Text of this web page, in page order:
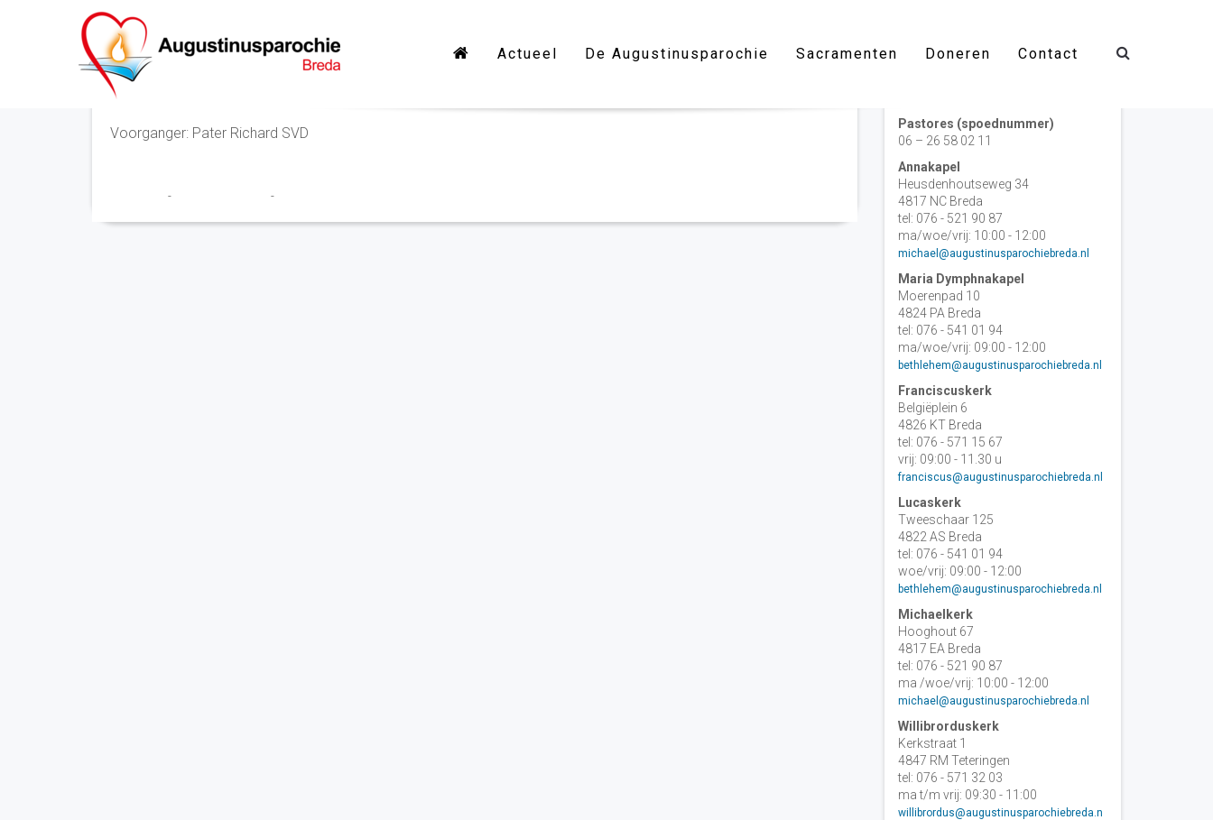
Actueel De Augustinusparochie Sacramenten Doneren Contact
Eucharistieviering
Voorganger: Pater Richard SVD
- -
Pastores (spoednummer)
06 – 26 58 02 11
Annakapel
Heusdenhoutseweg 34
4817 NC Breda
tel: 076 - 521 90 87
ma/woe/vrij: 10:00 - 12:00
michael@augustinusparochiebreda.nl
Maria Dymphnakapel
Moerenpad 10
4824 PA Breda
tel: 076 - 541 01 94
ma/woe/vrij: 09:00 - 12:00
bethlehem@augustinusparochiebreda.nl
Franciscuskerk
Belgiëplein 6
4826 KT Breda
tel: 076 - 571 15 67
vrij: 09:00 - 11.30 u
franciscus@augustinusparochiebreda.nl
Lucaskerk
Tweeschaar 125
4822 AS Breda
tel: 076 - 541 01 94
woe/vrij: 09:00 - 12:00
bethlehem@augustinusparochiebreda.nl
Michaelkerk
Hooghout 67
4817 EA Breda
tel: 076 - 521 90 87
ma /woe/vrij: 10:00 - 12:00
michael@augustinusparochiebreda.nl
Willibrorduskerk
Kerkstraat 1
4847 RM Teteringen
tel: 076 - 571 32 03
ma t/m vrij: 09:30 - 11:00
willibrordus@augustinusparochiebreda.n